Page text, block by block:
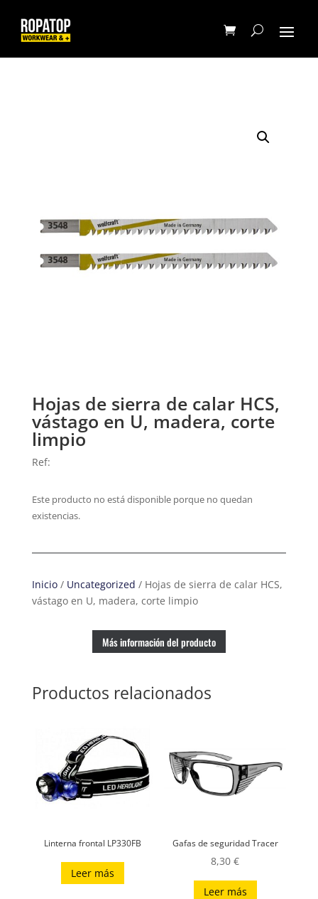
Hojas de sierra de calar HCS,
vástago en U, madera, corte
limpio
Ref:
Este producto no está disponible porque no quedan
existencias.
Inicio/ Uncategorized / Hojas de sierra de calar HCS,
vástago en U, madera, corte limpio
Más información del producto
Productos relacionados
Linterna frontal LP330FB
Leer más
Gafas de seguridad Tracer
8,30€
Leer más